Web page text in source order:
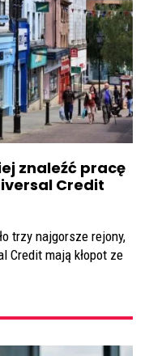
znaleźć pracę
Credit
trzy najgorsze rejony,
Credit mają kłopot ze